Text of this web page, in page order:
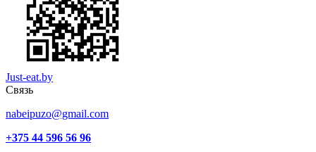
Just-eat.by
Связь
nabeipuzo@gmail.com
+375 44 596 56 96